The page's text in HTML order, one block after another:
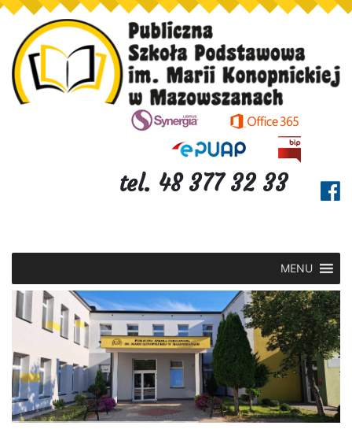
tel. 48 377 32 33
MENU